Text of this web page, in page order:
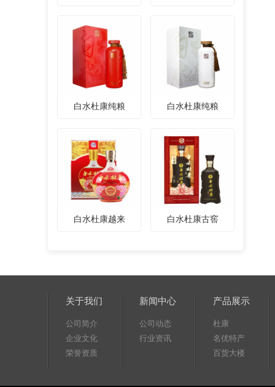
白水杜康纯粮 白水杜康纯粮
白水杜康越来 白水杜康古窖
关于我们
公司简介
企业文化
荣誉资质
新闻中心
公司动态
行业资讯
产品展示
杜康
名优特产
百货大楼